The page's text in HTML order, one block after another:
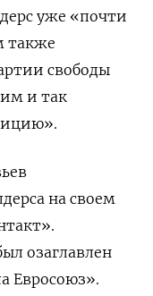
уже «почти
также
свободы
и так
на своем
озаглавлен
Евросоюз».